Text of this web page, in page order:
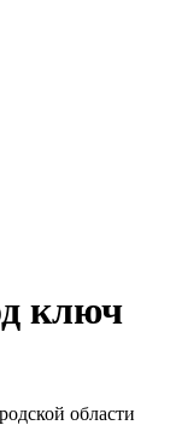
ключ
области